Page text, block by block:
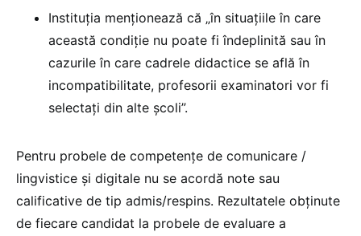
Instituția menționează că „în situațiile în care
această condiție nu poate fi îndeplinită sau în
cazurile în care cadrele didactice se află în
incompatibilitate, profesorii examinatori vor fi
selectaţi din alte școli”.
Pentru probele de competențe de comunicare /
lingvistice și digitale nu se acordă note sau
calificative de tip admis/respins. Rezultatele obţinute
de fiecare candidat la probele de evaluare a